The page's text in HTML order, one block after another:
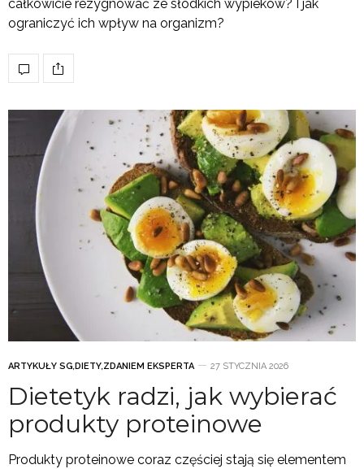
całkowicie rezygnować ze słodkich wypieków? I jak
ograniczyć ich wpływ na organizm?
ARTYKUŁY SG,DIETY,ZDANIEM EKSPERTA 27 STYCZNIA 2026
Dietetyk radzi, jak wybierać
produkty proteinowe
Produkty proteinowe coraz częściej stają się elementem